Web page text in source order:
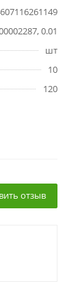
0.01
шт
10
120
отзыв